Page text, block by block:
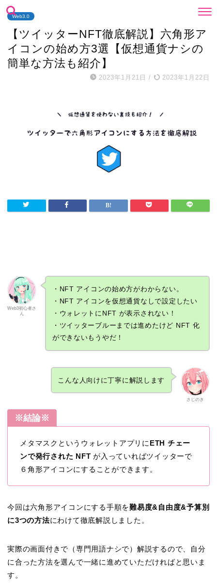
Web3.0
【ツイッターNFT徹底解説】六角形ア
イコンの始め方3選【仮想通貨ナシの
簡単な方法も紹介】
2023年1月21日 / 2023年1月22日
Web3初心者さ
ん
・NFT アイコンの始め方がわからない。
・NFT アイコンを仮想通貨なしで設定したい
・ウォレットにNFT が表示されない！
・ツイッターブルーまでは進めたけど NFT 化
ができないもうやだ！
さじのき
こんな人向けに丁寧に解説します
※結論※
メタマスクというウォレットアプリに ETH チェー
ンで発行された NFT が入っていればツイッターで
６角形アイコンにすることができます。
今回は六角形アイコンにする手順を難易度&自由度&予算別
に3つの方法にわけて徹底解説しました。
実際の画面付きで（専門用語ナシで）解説するので、自分
に合った方法を選んで一緒に進めていただければと思いま
す。